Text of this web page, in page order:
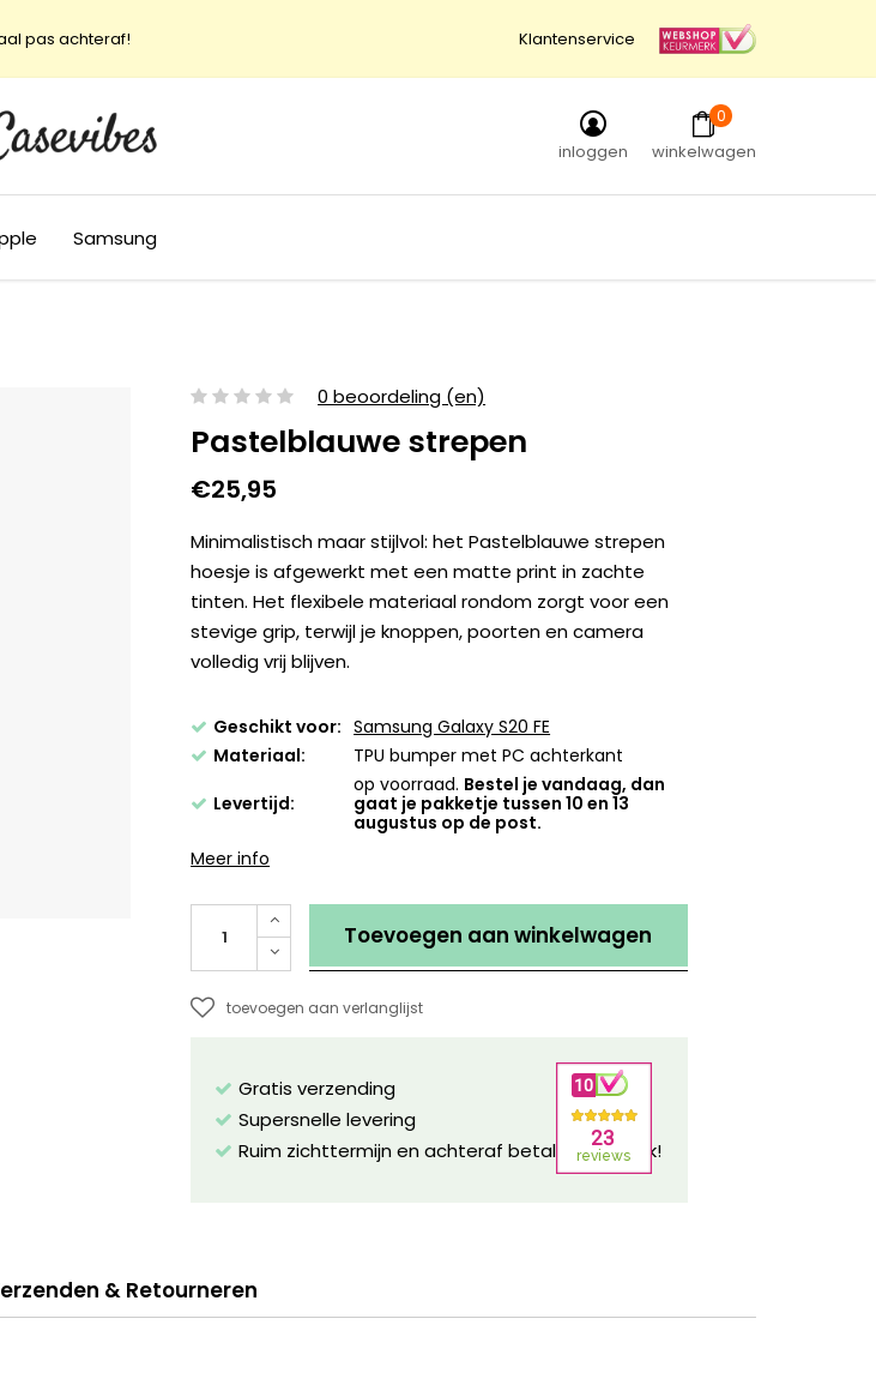
pas achteraf! Klantenservice
inloggen
0
winkelwagen
Samsung
0 beoordeling (en)
Pastelblauwe strepen
€25,95
Minimalistisch maar stijlvol: het Pastelblauwe strepen
hoesje is afgewerkt met een matte print in zachte
tinten. Het flexibele materiaal rondom zorgt voor een
stevige grip, terwijl je knoppen, poorten en camera
volledig vrij blijven.
Geschikt voor: Samsung Galaxy S20 FE
Materiaal:
TPU bumper met PC achterkant
Levertijd:
op voorraad. Bestel je vandaag, dan
gaat je pakketje tussen 10 en 13
augustus op de post.
Meer info
Toevoegen aan winkelwagen
toevoegen aan verlanglijst
Gratis verzending
Supersnelle levering
Ruim zichttermijn en achteraf betalen mogelijk!
& Retourneren